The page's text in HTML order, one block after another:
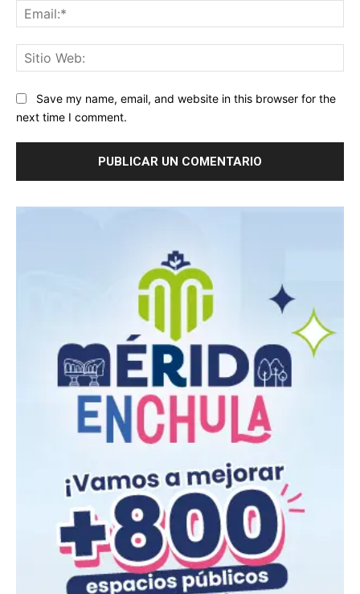
Save my name, email, and website in this browser for the
next time I comment.